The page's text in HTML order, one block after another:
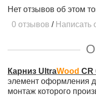
Нет отзывов об этом
0 отзывов / Написать
Карниз UltraWood CR
элемент оформления
монтаж которого